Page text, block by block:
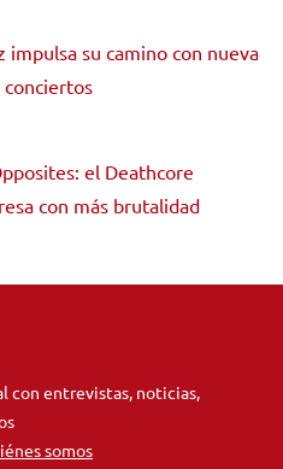
impulsa su camino con nueva
conciertos
el Deathcore
con más brutalidad
con entrevistas, noticias,
somos